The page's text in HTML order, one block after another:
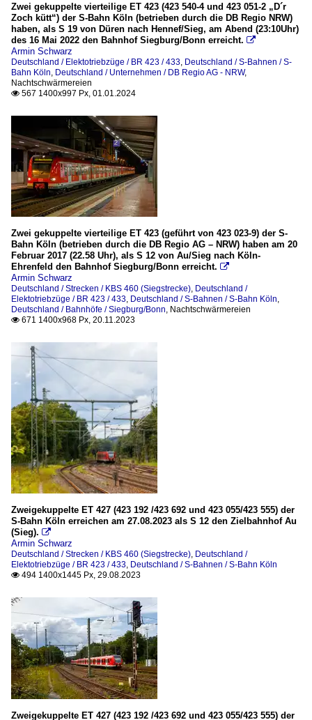
Zwei gekuppelte vierteilige ET 423 (423 540-4 und 423 051-2 „D´r
Zoch kütt“) der S-Bahn Köln (betrieben durch die DB Regio NRW)
haben, als S 19 von Düren nach Hennef/Sieg, am Abend (23:10Uhr)
des 16 Mai 2022 den Bahnhof Siegburg/Bonn erreicht. 
Armin Schwarz
Deutschland / Elektotriebzüge / BR 423 / 433, Deutschland / S-Bahnen / S-
Bahn Köln, Deutschland / Unternehmen / DB Regio AG - NRW,
Nachtschwärmereien
 567 1400x997 Px, 01.01.2024
Zwei gekuppelte vierteilige ET 423 (geführt von 423 023-9) der S-
Bahn Köln (betrieben durch die DB Regio AG – NRW) haben am 20
Februar 2017 (22.58 Uhr), als S 12 von Au/Sieg nach Köln-
Ehrenfeld den Bahnhof Siegburg/Bonn erreicht. 
Armin Schwarz
Deutschland / Strecken / KBS 460 (Siegstrecke), Deutschland /
Elektotriebzüge / BR 423 / 433, Deutschland / S-Bahnen / S-Bahn Köln,
Deutschland / Bahnhöfe / Siegburg/Bonn, Nachtschwärmereien
 671 1400x968 Px, 20.11.2023
Zweigekuppelte ET 427 (423 192 /423 692 und 423 055/423 555) der
S-Bahn Köln erreichen am 27.08.2023 als S 12 den Zielbahnhof Au
(Sieg). 
Armin Schwarz
Deutschland / Strecken / KBS 460 (Siegstrecke), Deutschland /
Elektotriebzüge / BR 423 / 433, Deutschland / S-Bahnen / S-Bahn Köln
 494 1400x1445 Px, 29.08.2023
Zweigekuppelte ET 427 (423 192 /423 692 und 423 055/423 555) der